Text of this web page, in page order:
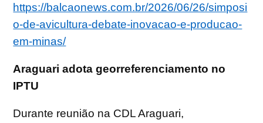
https://balcaonews.com.br/2026/06/26/simposi
o-de-avicultura-debate-inovacao-e-producao-
em-minas/
Araguari adota georreferenciamento no
IPTU
Durante reunião na CDL Araguari,